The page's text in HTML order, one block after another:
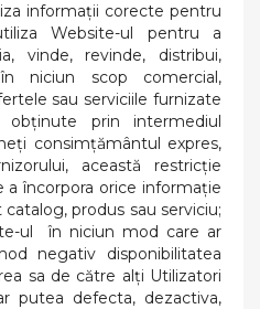
informații corecte pentru
Website-ul pentru a
vinde, revinde, distribui,
niciun scop comercial,
sau serviciile furnizate
prin intermediul
consimțământul expres,
această restricție
a încorpora orice informație
produs sau serviciu;
ul în niciun mod care ar
negativ disponibilitatea
sa de către alți Utilizatori
putea defecta, dezactiva,